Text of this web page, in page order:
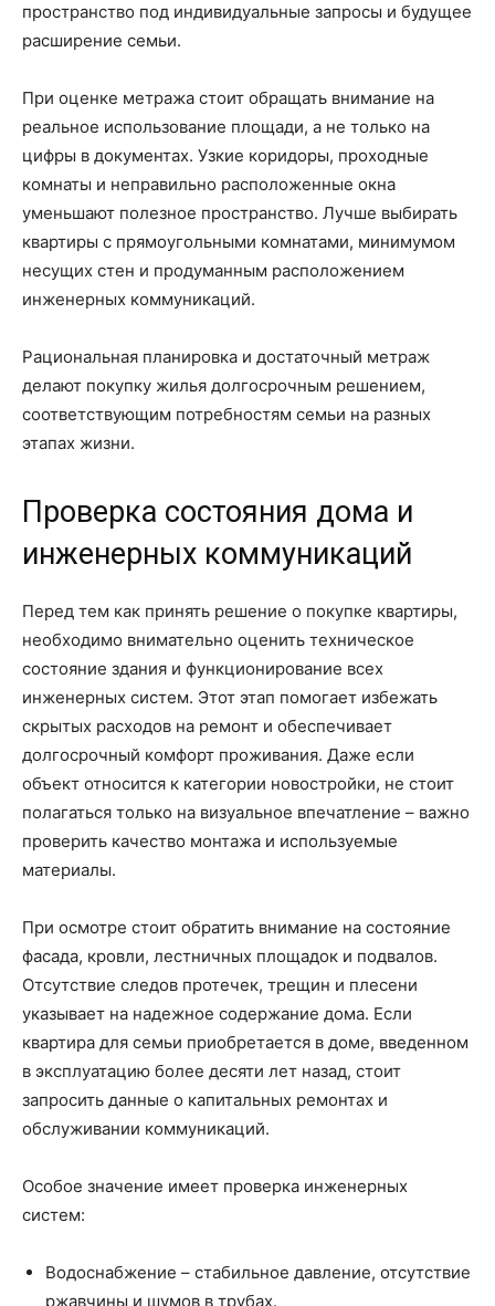
пространство под индивидуальные запросы и будущее
расширение семьи.
При оценке метража стоит обращать внимание на
реальное использование площади, а не только на
цифры в документах. Узкие коридоры, проходные
комнаты и неправильно расположенные окна
уменьшают полезное пространство. Лучше выбирать
квартиры с прямоугольными комнатами, минимумом
несущих стен и продуманным расположением
инженерных коммуникаций.
Рациональная планировка и достаточный метраж
делают покупку жилья долгосрочным решением,
соответствующим потребностям семьи на разных
этапах жизни.
Проверка состояния дома и
инженерных коммуникаций
Перед тем как принять решение о покупке квартиры,
необходимо внимательно оценить техническое
состояние здания и функционирование всех
инженерных систем. Этот этап помогает избежать
скрытых расходов на ремонт и обеспечивает
долгосрочный комфорт проживания. Даже если
объект относится к категории новостройки, не стоит
полагаться только на визуальное впечатление – важно
проверить качество монтажа и используемые
материалы.
При осмотре стоит обратить внимание на состояние
фасада, кровли, лестничных площадок и подвалов.
Отсутствие следов протечек, трещин и плесени
указывает на надежное содержание дома. Если
квартира для семьи приобретается в доме, введенном
в эксплуатацию более десяти лет назад, стоит
запросить данные о капитальных ремонтах и
обслуживании коммуникаций.
Особое значение имеет проверка инженерных
систем:
Водоснабжение – стабильное давление, отсутствие
ржавчины и шумов в трубах.